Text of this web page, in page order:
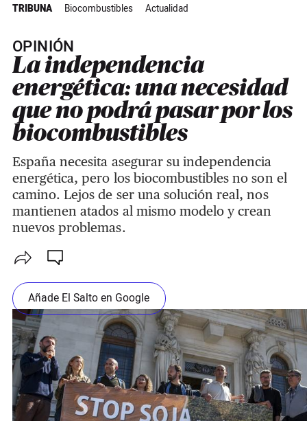
TRIBUNA Biocombustibles Actualidad
OPINIÓN
La independencia
energética: una necesidad
que no podrá pasar por los
biocombustibles
España necesita asegurar su independencia
energética, pero los biocombustibles no son el
camino. Lejos de ser una solución real, nos
mantienen atados al mismo modelo y crean
nuevos problemas.
Añade El Salto en Google